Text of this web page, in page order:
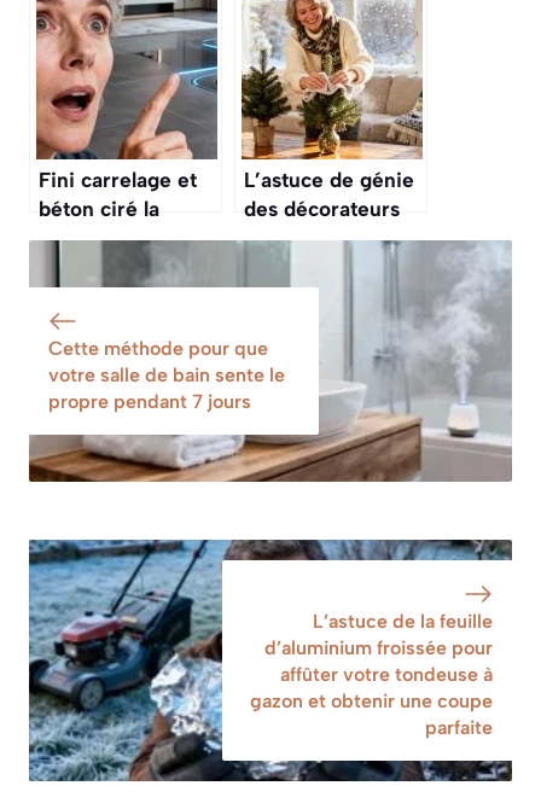
en 5 minutes sans
les démonter
rafraîchir un
matelas et enlever
les odeurs tenaces
Fini carrelage et
béton ciré la
nouvelle tendance
sol de 2026 casse
L’astuce de génie
des décorateurs
pour dépoussiérer
artificielles en
Cette méthode pour que
votre salle de bain sente le
propre pendant 7 jours
L’astuce de la feuille
d’aluminium froissée pour
affûter votre tondeuse à
gazon et obtenir une coupe
parfaite